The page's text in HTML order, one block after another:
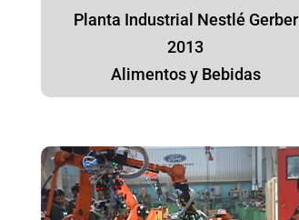
Planta Industrial Nestlé Gerber
2013
Alimentos y Bebidas